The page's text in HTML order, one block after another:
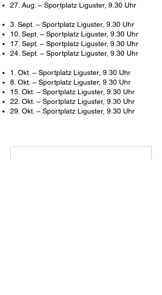
27. Aug. – Sportplatz Liguster, 9.30 Uhr
3. Sept. – Sportplatz Liguster, 9.30 Uhr
10. Sept. – Sportplatz Liguster, 9.30 Uhr
17. Sept. – Sportplatz Liguster, 9.30 Uhr
24. Sept. – Sportplatz Liguster, 9.30 Uhr
1. Okt. – Sportplatz Liguster, 9.30 Uhr
8. Okt. – Sportplatz Liguster, 9.30 Uhr
15. Okt. – Sportplatz Liguster, 9.30 Uhr
22. Okt. – Sportplatz Liguster, 9.30 Uhr
29. Okt. – Sportplatz Liguster, 9.30 Uhr